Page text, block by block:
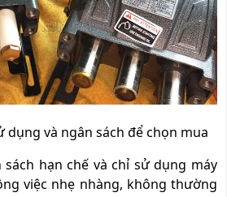
dụng và ngân sách để chọn mua
sách hạn chế và chỉ sử dụng máy
việc nhẹ nhàng, không thường